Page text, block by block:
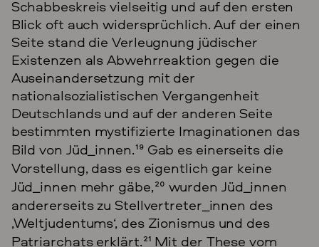
Schabbeskreis vielseitig und auf den ersten
Blick oft auch widersprüchlich. Auf der einen
Seite stand die Verleugnung jüdischer
Existenzen als Abwehrreaktion gegen die
Auseinandersetzung mit der
nationalsozialistischen Vergangenheit
Deutschlands und auf der anderen Seite
bestimmten mystifizierte Imaginationen das
Bild von Jüd_innen.19Gab es einerseits die
Vorstellung, dass es eigentlich gar keine
Jüd_innen mehr gäbe,20 wurden Jüd_innen
andererseits zu Stellvertreter_innen des
‚Weltjudentums‘, des Zionismus und des
Patriarchats erklärt.21 Mit der These vom